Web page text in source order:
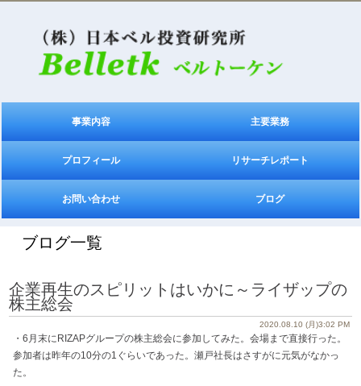
事業内容 主要業務
プロフィール リサーチレポート
お問い合わせ ブログ
ブログ一覧
企業再生のスピリットはいかに～ライザップの
株主総会
2020.08.10 (月)3:02 PM
・6月末にRIZAPグループの株主総会に参加してみた。会場まで直接行った。
参加者は昨年の10分の1ぐらいであった。瀬戸社長はさすがに元気がなかっ
た。